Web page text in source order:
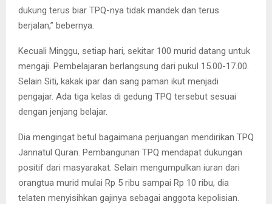
dukung terus biar TPQ-nya tidak mandek dan terus
berjalan,” bebernya.
Kecuali Minggu, setiap hari, sekitar 100 murid datang untuk
mengaji. Pembelajaran berlangsung dari pukul 15.00-17.00.
Selain Siti, kakak ipar dan sang paman ikut menjadi
pengajar. Ada tiga kelas di gedung TPQ tersebut sesuai
dengan jenjang belajar.
Dia mengingat betul bagaimana perjuangan mendirikan TPQ
Jannatul Quran. Pembangunan TPQ mendapat dukungan
positif dari masyarakat. Selain mengumpulkan iuran dari
orangtua murid mulai Rp 5 ribu sampai Rp 10 ribu, dia
telaten menyisihkan gajinya sebagai anggota kepolisian.